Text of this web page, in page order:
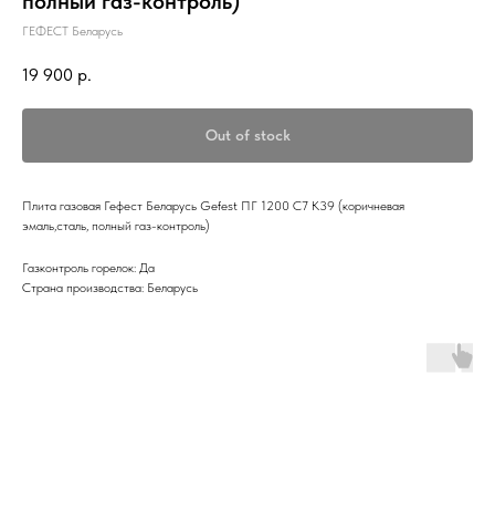
ГЕФЕСТ Беларусь
19 900 р.
Out of stock
Плита газовая Гефест Беларусь Gefest ПГ 1200 С7 К39 (коричневая
эмаль,сталь, полный газ-контроль)
Газконтроль горелок: Да
Страна производства: Беларусь